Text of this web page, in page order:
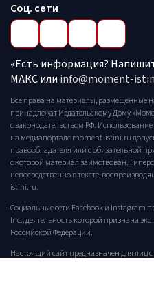
Соц. сети
«Есть информация?
МАКС или info@moment-
Все права на материалы, размещённые
принадлежат Издательскому Дому
с законодательством РФ.
на медиапортале moment-istini.ru
правообладателя или с обязательной
с которой материал заимствован.
непосредственно в тексте,
istini.ru.
Социальные сети Facebook и Instagram
Inc., деятельность которой признана
Российской Федерации.
Настоящий сайт предназначен для лиц